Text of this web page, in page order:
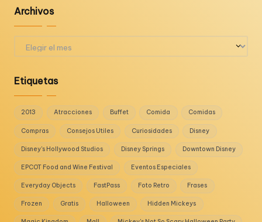
Archivos
Etiquetas
2013 Atracciones Buffet Comida Comidas
Compras Consejos Utiles Curiosidades Disney
Disney's Hollywood Studios Disney Springs Downtown Disney
EPCOT Food and Wine Festival Eventos Especiales
Everyday Objects FastPass Foto Retro Frases
Frozen Gratis Halloween Hidden Mickeys